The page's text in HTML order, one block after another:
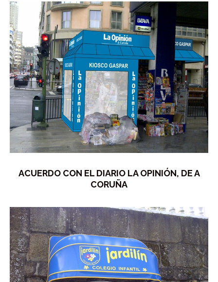
ACUERDO CON EL DIARIO LA OPINIÓN, DE A
CORUÑA